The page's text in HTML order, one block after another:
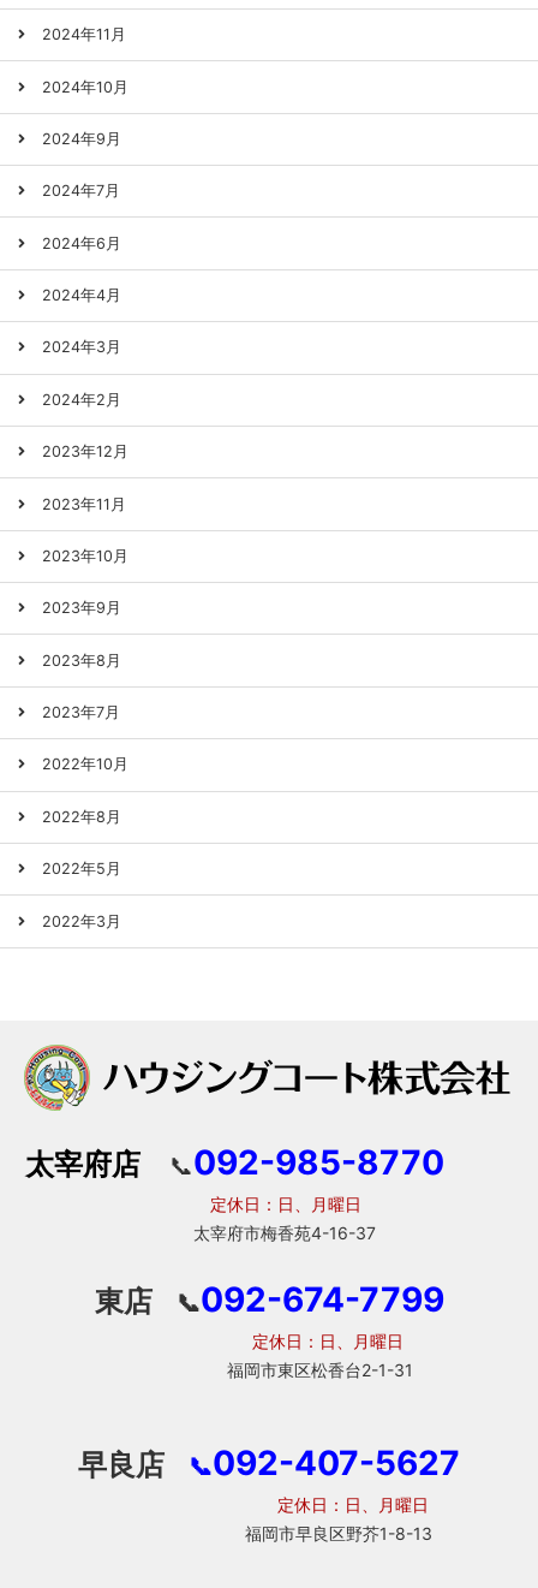
2024年11月
2024年10月
2024年9月
2024年7月
2024年6月
2024年4月
2024年3月
2024年2月
2023年12月
2023年11月
2023年10月
2023年9月
2023年8月
2023年7月
2022年10月
2022年8月
2022年5月
2022年3月
太宰府店 📞092-985-8770
定休日：日、月曜日
太宰府市梅香苑4-16-37
東店 📞092-674-7799
定休日：日、月曜日
福岡市東区松香台2-1-31
早良店 📞092-407-5627
定休日：日、月曜日
福岡市早良区野芥1-8-13